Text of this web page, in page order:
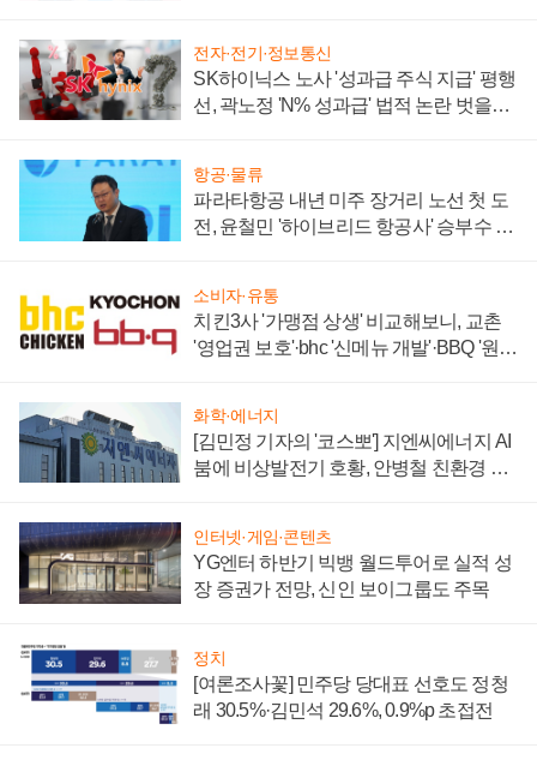
전자·전기·정보통신
SK하이닉스 노사 '성과급 주식 지급' 평행
선, 곽노정 'N% 성과급' 법적 논란 벗을지
항공·물류
파라타항공 내년 미주 장거리 노선 첫 도
전, 윤철민 '하이브리드 항공사' 승부수 통
소비자·유통
치킨3사 '가맹점 상생' 비교해보니, 교촌
'영업권 보호'·bhc '신메뉴 개발'·BBQ '원가
화학·에너지
[김민정 기자의 '코스뽀'] 지엔씨에너지 AI
붐에 비상발전기 호황, 안병철 친환경 에
인터넷·게임·콘텐츠
YG엔터 하반기 빅뱅 월드투어로 실적 성
장 증권가 전망, 신인 보이그룹도 주목
정치
[여론조사꽃] 민주당 당대표 선호도 정청
래 30.5%·김민석 29.6%, 0.9%p 초접전